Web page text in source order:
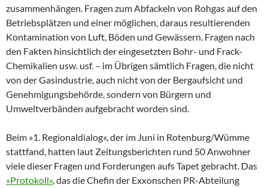
zusammenhängen. Fragen zum Abfackeln von Rohgas auf den
Betriebsplätzen und einer möglichen, daraus resultierenden
Kontamination von Luft, Böden und Gewässern. Fragen nach
den Fakten hinsichtlich der eingesetzten Bohr- und Frack-
Chemikalien usw. usf. – im Übrigen sämtlich Fragen, die nicht
von der Gasindustrie, auch nicht von der Bergaufsicht und
Genehmigungsbehörde, sondern von Bürgern und
Umweltverbänden aufgebracht worden sind.
Beim »1. Regionaldialog«, der im Juni in Rotenburg/Wümme
stattfand, hatten laut Zeitungsberichten rund 50 Anwohner
viele dieser Fragen und Forderungen aufs Tapet gebracht. Das
»Protokoll«, das die Chefin der Exxonschen PR-Abteilung